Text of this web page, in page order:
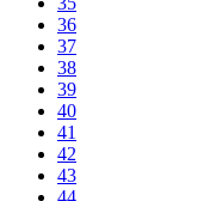
36
37
38
39
40
41
42
43
44